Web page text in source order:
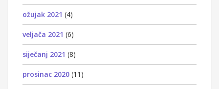
ožujak 2021 (4)
veljača 2021 (6)
siječanj 2021 (8)
prosinac 2020 (11)